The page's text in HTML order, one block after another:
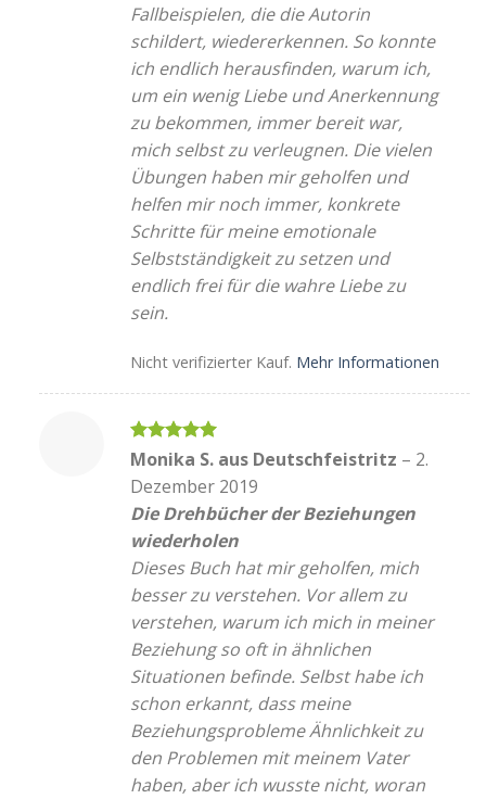
Fallbeispielen, die die Autorin
schildert, wiedererkennen. So konnte
ich endlich herausfinden, warum ich,
um ein wenig Liebe und Anerkennung
zu bekommen, immer bereit war,
mich selbst zu verleugnen. Die vielen
Übungen haben mir geholfen und
helfen mir noch immer, konkrete
Schritte für meine emotionale
Selbstständigkeit zu setzen und
endlich frei für die wahre Liebe zu
sein.
Nicht verifizierter Kauf. Mehr Informationen
Bewertet
5
Monika S. aus Deutschfeistritz – 2.
Dezember 2019
Die Drehbücher der Beziehungen
wiederholen
Dieses Buch hat mir geholfen, mich
besser zu verstehen. Vor allem zu
verstehen, warum ich mich in meiner
Beziehung so oft in ähnlichen
Situationen befinde. Selbst habe ich
schon erkannt, dass meine
Beziehungsprobleme Ähnlichkeit zu
den Problemen mit meinem Vater
haben, aber ich wusste nicht, woran